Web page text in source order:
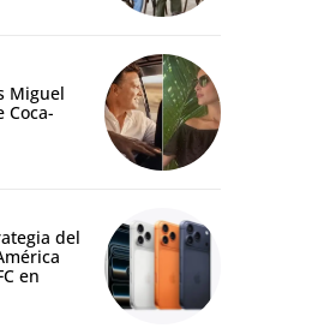
Miguel
Coca-
del
en